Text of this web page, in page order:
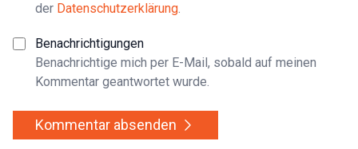
der Datenschutzerklärung.
Benachrichtigungen
Benachrichtige mich per E-Mail, sobald auf meinen
Kommentar geantwortet wurde.
Kommentar absenden